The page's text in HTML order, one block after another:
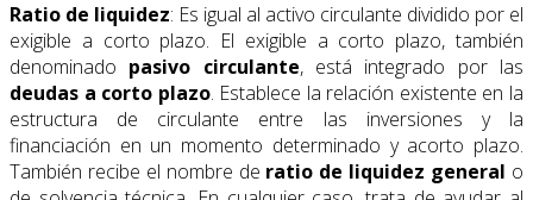
Ratio de liquidez: Es igual al activo circulante dividido por el
exigible a corto plazo. El exigible a corto plazo, también
denominado pasivo circulante, está integrado por las
deudas a corto plazo. Establece la relación existente en la
estructura de circulante entre las inversiones y la
financiación en un momento determinado y acorto plazo.
También recibe el nombre de ratio de liquidez general o